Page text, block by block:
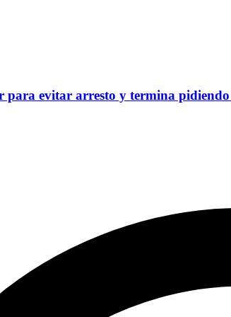
para evitar arresto y termina